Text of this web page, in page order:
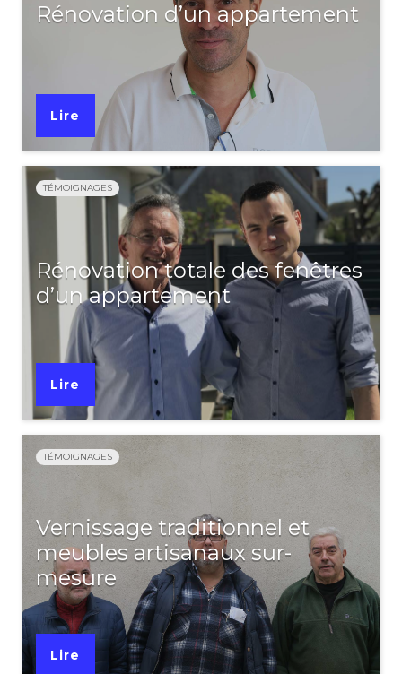
Rénovation d’un appartement
Lire
TÉMOIGNAGES
Rénovation totale des fenêtres
d’un appartement
Lire
TÉMOIGNAGES
Vernissage traditionnel et
meubles artisanaux sur-
mesure
Lire